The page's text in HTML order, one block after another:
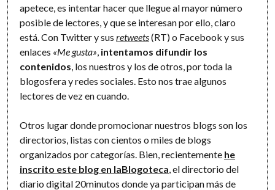
apetece, es intentar hacer que llegue al mayor número
posible de lectores, y que se interesan por ello, claro
está. Con Twitter y susretweets(RT) o Facebook y sus
enlaces «Me gusta» intentamos difundir los
contenidos , los nuestros y los de otros, por toda la
blogosfera y redes sociales. Esto nos trae algunos
lectores de vez en cuando.
Otros lugar donde promocionar nuestros blogs son los
directorios, listas con cientos o miles de blogs
organizados por categorías. Bien, recientemente he
inscrito este blog en laBlogoteca , el directorio del
diario digital 20minutos donde ya participan más de